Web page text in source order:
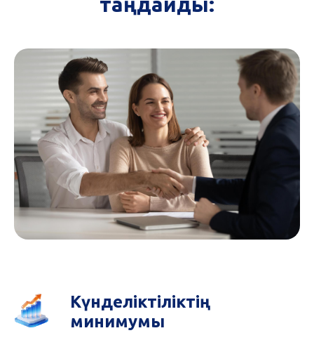
Күнделіктіліктің
минимумы